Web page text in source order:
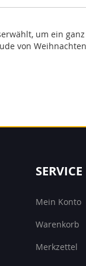
um ein
von
SERVICE
Mein Konto
Warenkorb
Merkzettel